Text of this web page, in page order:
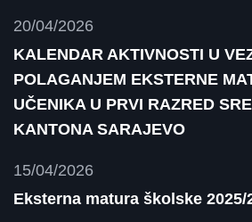
20/04/2026
KALENDAR AKTIVNOSTI U
POLAGANJEM EKSTERNE
UČENIKA U PRVI RAZRED
KANTONA SARAJEVO
15/04/2026
Eksterna matura školske 2025/